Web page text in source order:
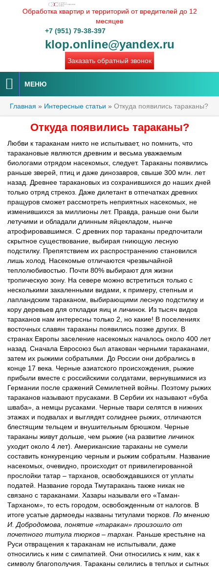
Обработка квартир и территорий от вредителей до 12
месяцев
+7 (951) 79-38-397
klop.online@yandex.ru
Заказать обратный звонок
МЕНЮ
Главная » Интересные статьи » Откуда появились тараканы?
Откуда появились тараканы?
Любви к тараканам никто не испытывает, но помнить, что
таракановые являются древним и весьма уважаемым
биологами отрядом насекомых, следует. Тараканы появились
раньше зверей, птиц и даже динозавров, свыше 300 млн. лет
назад. Древнее таракановых из сохранившихся до наших дней
только отряд стрекоз. Даже дилетант в отпечатках древних
пращуров сможет рассмотреть неприятных насекомых, не
изменившихся за миллионы лет. Правда, раньше они были
летучими и обладали длинным яйцекладом, нынче
атрофировавшимся. С древних пор тараканы предпочитали
скрытное существование, выбирая гниющую лесную
подстилку. Препятствием их распространению становился
лишь холод. Насекомые отличаются чрезвычайной
теплолюбивостью. Почти 80% выбирают для жизни
тропическую зону. На севере можно встретиться только с
несколькими закаленными видами, к примеру, степным и
лапландским тараканом, выбирающими лесную подстилку и
кору деревьев для откладки яиц и личинок. Из тысяч видов
тараканов нам интересны только 2, но какие! В поселениях
восточных славян тараканы появились позже других. В
странах Европы заселение насекомых началось около 400 лет
назад. Сначала Евросоюз был атакован черными тараканами,
затем их рыжими собратьями. До России они добрались в
конце 17 века. Черные азиатского происхождения, рыжие
прибыли вместе с российскими солдатами, вернувшимися из
Германии после сражений Семилетней войны. Поэтому рыжих
тараканов называют прусаками. В Сербии их называют «буба
шваба», а немцы русаками. Черные твари селятся в нижних
этажах и подвалах и выглядят солиднее рыжих, отличаются
блестящим тельцем и внушительным брюшком. Черные
тараканы живут дольше, чем рыжие (на развитие личинок
уходит около 4 лет). Американские тараканы не сумели
составить конкуренцию черным и рыжим собратьям. Название
насекомых, очевидно, происходит от привилегированной
прослойки татар – тарханов, освобождавшихся от уплаты
податей. Название города Тмутаракань также никак не
связано с тараканами. Хазары называли его «Таман-
Тарханом», то есть городом, освобожденным от налогов. В
итоге усатые дармоеды названы титулами тюрков. По мнению
И. Добродомова, понятие «таракан» произошло от
почетного титула тюрков – тархан. Раньше крестьяне на
Руси отвращения к тараканам не испытывали, даже
относились к ним с симпатией. Они относились к ним, как к
символу благополучия. Тараканы селились в теплых и сытных